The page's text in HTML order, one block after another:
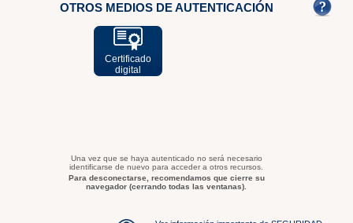
OTROS MEDIOS DE AUTENTICACIÓN
Certificado
digital
Una vez que se haya autenticado no será necesario
identificarse de nuevo para acceder a otros recursos.
Para desconectarse, recomendamos que cierre su
navegador (cerrando todas las ventanas).